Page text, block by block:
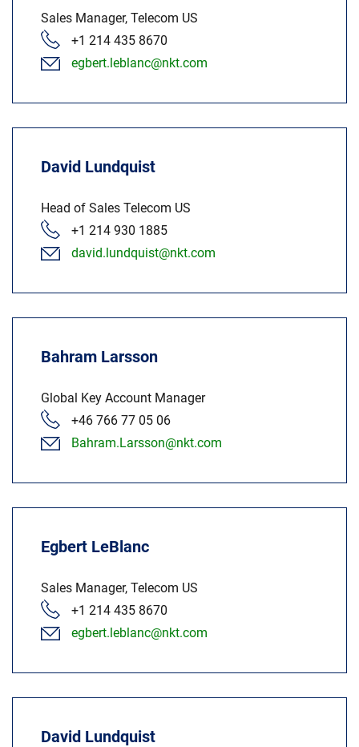
Sales Manager, Telecom US
+1 214 435 8670
egbert.leblanc@nkt.com
David Lundquist
Head of Sales Telecom US
+1 214 930 1885
david.lundquist@nkt.com
Bahram Larsson
Global Key Account Manager
+46 766 77 05 06
Bahram.Larsson@nkt.com
Egbert LeBlanc
Sales Manager, Telecom US
+1 214 435 8670
egbert.leblanc@nkt.com
David Lundquist